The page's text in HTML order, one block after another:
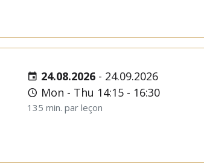
24.08.2026 - 24.09.2026
Mon - Thu 14:15 - 16:30
135 min. par leçon